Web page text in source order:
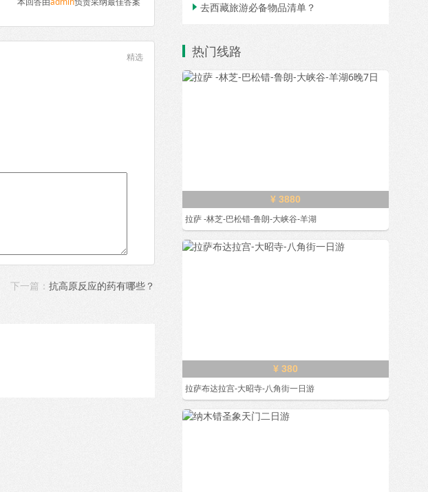
精选
下一篇： 抗高原反应的药有哪些？
 去西藏旅游必备物品清单？
热门线路
¥ 3880
拉萨 -林芝-巴松错-鲁朗-大峡谷-羊湖
¥ 380
拉萨布达拉宫-大昭寺-八角街一日游